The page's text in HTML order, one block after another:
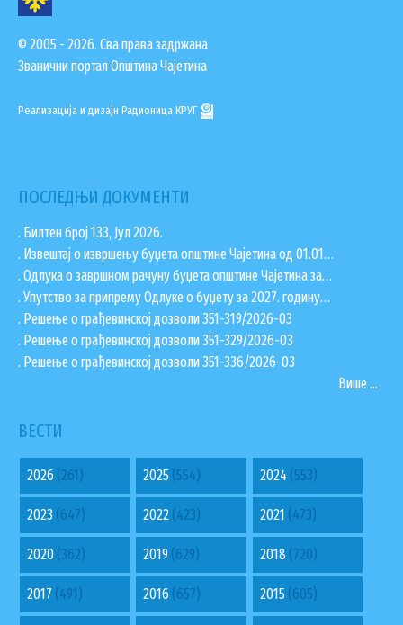
© 2005 - 2026. Сва права задржана
Званични портал Општина Чајетина
Реализација и дизајн Радионица КРУГ
ПОСЛЕДЊИ ДОКУМЕНТИ
. Билтен број 133, Јул 2026.
. Извештај о извршењу буџета општине Чајетина од 01.01…
. Одлука о завршном рачуну буџета општине Чајетина за…
. Упутство за припрему Одлуке о буџету за 2027. годину…
. Решење о грађевинској дозволи 351-319/2026-03
. Решење о грађевинској дозволи 351-329/2026-03
. Решење о грађевинској дозволи 351-336/2026-03
Више ...
ВЕСТИ
2026 (261) 2025 (554) 2024 (553)
2023 (647) 2022 (423) 2021 (473)
2020 (362) 2019 (629) 2018 (720)
2017 (491) 2016 (657) 2015(605)